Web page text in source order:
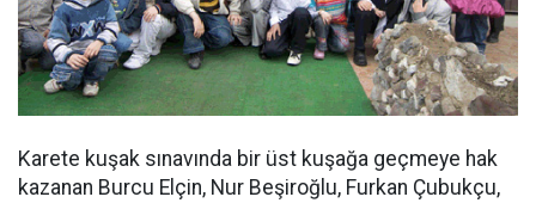
Karete kuşak sınavında bir üst kuşağa geçmeye hak
kazanan Burcu Elçin, Nur Beşiroğlu, Furkan Çubukçu,